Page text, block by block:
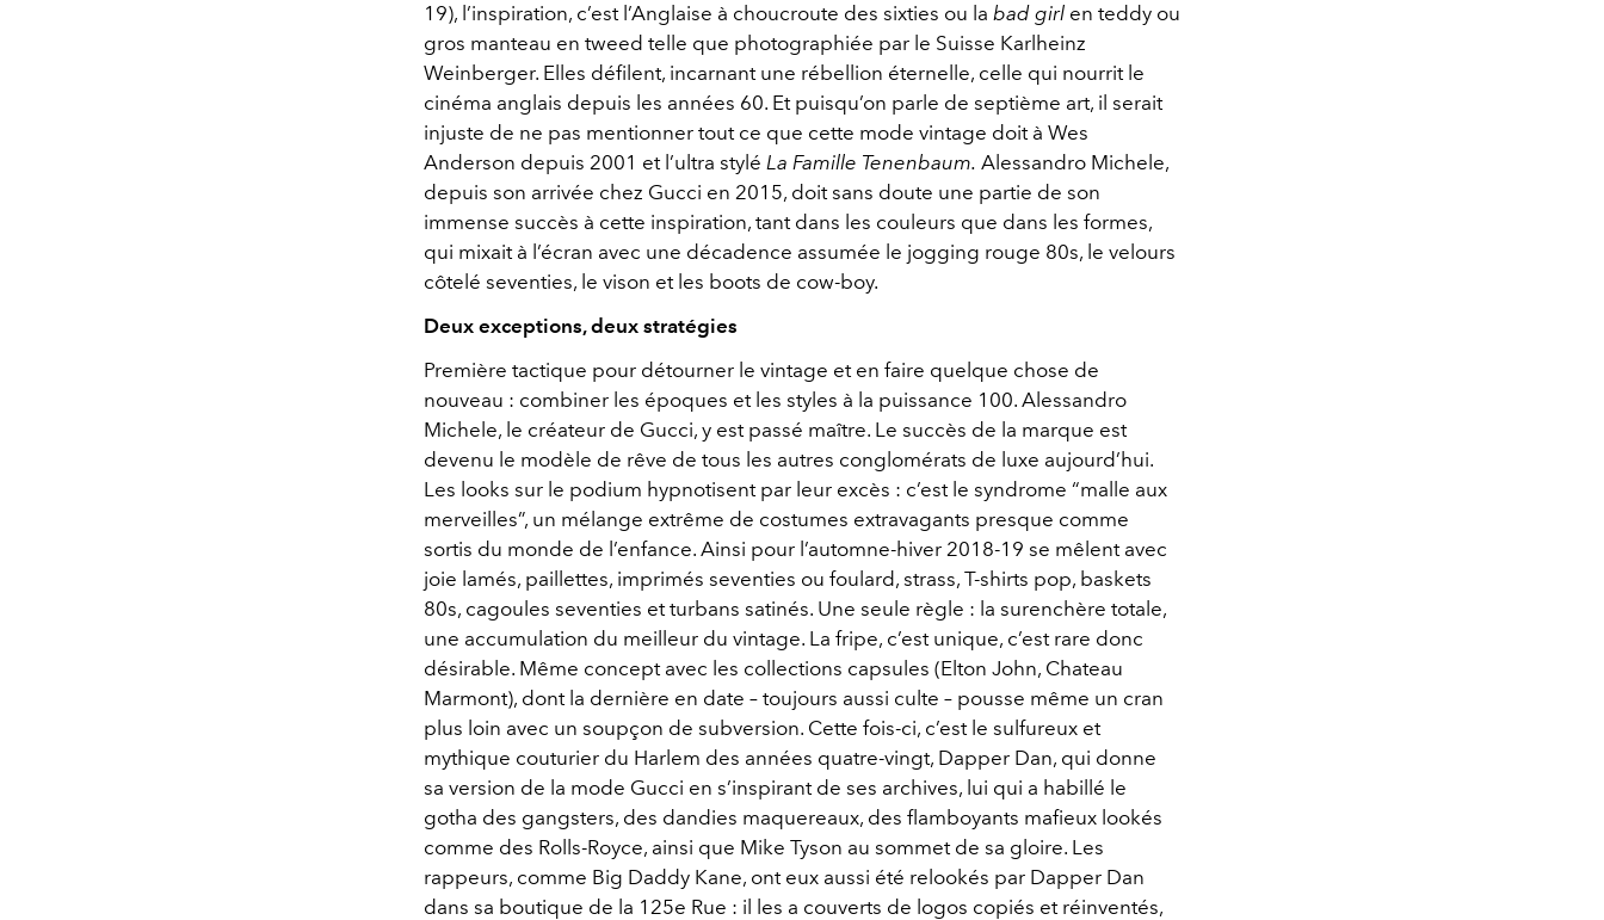
19), l’inspiration, c’est l’Anglaise à choucroute des sixties ou la bad girl en teddy ou
gros manteau en tweed telle que photographiée par le Suisse Karlheinz
Weinberger. Elles défilent, incarnant une rébellion éternelle, celle qui nourrit le
cinéma anglais depuis les années 60. Et puisqu’on parle de septième art, il serait
injuste de ne pas mentionner tout ce que cette mode vintage doit à Wes
Anderson depuis 2001 et l’ultra stylé La Famille Tenenbaum. Alessandro Michele,
depuis son arrivée chez Gucci en 2015, doit sans doute une partie de son
immense succès à cette inspiration, tant dans les couleurs que dans les formes,
qui mixait à l’écran avec une décadence assumée le jogging rouge 80s, le velours
côtelé seventies, le vison et les boots de cow-boy.
Deux exceptions, deux stratégies
Première tactique pour détourner le vintage et en faire quelque chose de
nouveau : combiner les époques et les styles à la puissance 100. Alessandro
Michele, le créateur de Gucci, y est passé maître. Le succès de la marque est
devenu le modèle de rêve de tous les autres conglomérats de luxe aujourd’hui.
Les looks sur le podium hypnotisent par leur excès : c’est le syndrome “malle aux
merveilles”, un mélange extrême de costumes extravagants presque comme
sortis du monde de l’enfance. Ainsi pour l’automne-hiver 2018-19 se mêlent avec
joie lamés, paillettes, imprimés seventies ou foulard, strass, T-shirts pop, baskets
80s, cagoules seventies et turbans satinés. Une seule règle : la surenchère totale,
une accumulation du meilleur du vintage. La fripe, c’est unique, c’est rare donc
désirable. Même concept avec les collections capsules (Elton John, Chateau
Marmont), dont la dernière en date – toujours aussi culte – pousse même un cran
plus loin avec un soupçon de subversion. Cette fois-ci, c’est le sulfureux et
mythique couturier du Harlem des années quatre-vingt, Dapper Dan, qui donne
sa version de la mode Gucci en s’inspirant de ses archives, lui qui a habillé le
gotha des gangsters, des dandies maquereaux, des flamboyants mafieux lookés
comme des Rolls-Royce, ainsi que Mike Tyson au sommet de sa gloire. Les
rappeurs, comme Big Daddy Kane, ont eux aussi été relookés par Dapper Dan
dans sa boutique de la 125e Rue : il les a couverts de logos copiés et réinventés,